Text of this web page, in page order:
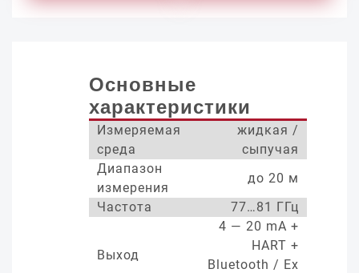
Основные
характеристики
Измеряемая
среда
жидкая /
сыпучая
Диапазон
измерения
до 20 м
Частота
77…81 ГГц
Выход
4 — 20 mA +
HART +
Bluetooth / Ex